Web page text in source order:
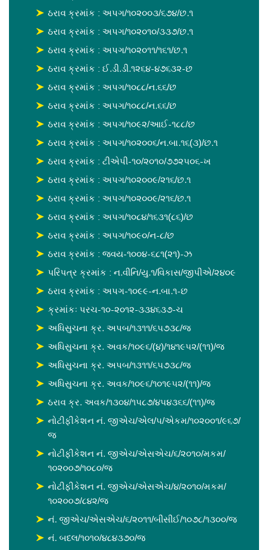
ઠરાવ ક્રમાંક : અપગ/૧૦૨૦૦૩/૬૭૪/છ.૧
ઠરાવ ક્રમાંક : અપગ/૧૦૨૦૧૦/૩૩૭/છ.૧
ઠરાવ ક્રમાંક : અપગ/૧૦૨૦૧૧/૧૬૧/છ.૧
ઠરાવ ક્રમાંક : ઈ.ડી.ડી.૧૨૬૪-૪૭૬૩૨-છ
ઠરાવ ક્રમાંક : અપગ/૧૦૮૮/ન.૬૬/છ
ઠરાવ ક્રમાંક : અપગ/૧૦૮૮/ન.૬૬/છ
ઠરાવ ક્રમાંક : અપગ/૧૦૯૨/આઈ-૧૮૮/છ
ઠરાવ ક્રમાંક : અપગ/૧૦૨૦૦૬/ન.બા.૧૬(૩)/છ.૧
ઠરાવ ક્રમાંક : ટીએપી-૧૦/૨૦૧૦/૭૭૨૫૦૬-ખ
ઠરાવ ક્રમાંક : અપગ/૧૦૨૦૦૯/૨૧૬/છ.૧
ઠરાવ ક્રમાંક : અપગ/૧૦૨૦૦૯/૨૧૬/છ.૧
ઠરાવ ક્રમાંક : અપગ/૧૦૮૪/૧૬૩૧(૮૬)/છ
ઠરાવ ક્રમાંક : અપગ/૧૦૯૦/ન-૮/છ
ઠરાવ ક્રમાંક : જવય-૧૦૦૪-૬૮૧(૨૧)-ઝ
પરિપત્ર ક્રમાંક : ન.વીનિ/યુ.૧/વિકાસ/જીપીએ/૨૪૦૯
ઠરાવ ક્રમાંક : અપગ-૧૦૯૯-ન.બા.૧-છ
ક્રમાંકઃ પરચ-૧૦-૨૦૧૨-૩૩૪૬૩૭-ચ
અધિસુચના ક્ર. અપબ/૧૩૧૧/૬૫૭૩૮/જ
અધિસુચના ક્ર. અવક/૧૦૯૬/(૪)/૧૪૧૯૫૨/(૧૧)/જ
અધિસુચના ક્ર. અપબ/૧૩૧૧/૬૫૭૩૮/જ
અધિસુચના ક્ર. અવક/૧૦૯૬/૧૦૧૯૫૨/(૧૧)/જ
ઠરાવ ક્ર. અવક/૧૩૦૪/૧૫૮૭/૪૫૪૩૬૬/(૧૧)/જ
નોટીફીકેશન નં. જીએચ/એલ/૫/એકમ/૧૦૨૦૦૧/૯૬૭/
જ
નોટીફીકેશન નં. જીએચ/એસએચ/૬/૨૦૧૦/મકમ/
૧૦૨૦૦૭/૧૦૮૦/જ
નોટીફીકેશન નં. જીએચ/એસએચ/૪/૨૦૧૦/મકમ/
૧૦૨૦૦૭/૮૪૨/જ
નં. જીએચ/એસએચ/૬/૨૦૧૧/બીસીઈ/૧૦૭૮/૧૩૦૦/જ
નં. બદલ/૧૦૧૦/૪૮૪૩૭૦/જ